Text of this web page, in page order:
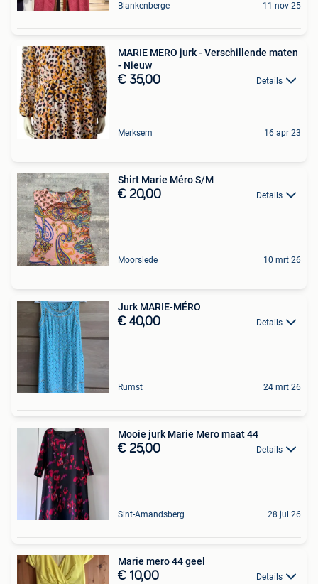
Blankenberge 11 nov 25
MARIE MERO jurk - Verschillende maten
- Nieuw
€ 35,00 Details
Merksem 16 apr 23
Shirt Marie Méro S/M
€ 20,00 Details
Moorslede 10 mrt 26
Jurk MARIE-MÉRO
€ 40,00 Details
Rumst 24 mrt 26
Mooie jurk Marie Mero maat 44
€ 25,00 Details
Sint-Amandsberg 28 jul 26
Marie mero 44 geel
€ 10,00 Details